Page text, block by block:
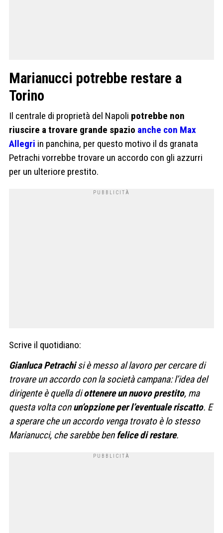
Marianucci potrebbe restare a
Torino
Il centrale di proprietà del Napoli potrebbe non
riuscire a trovare grande spazio anche con Max
Allegri in panchina, per questo motivo il ds granata
Petrachi vorrebbe trovare un accordo con gli azzurri
per un ulteriore prestito.
Scrive il quotidiano:
Gianluca Petrachisi è messo al lavoro per cercare di
trovare un accordo con la società campana: l’idea del
dirigente è quella diottenere un nuovo prestito, ma
questa volta conun’opzione per l’eventuale riscatto. E
a sperare che un accordo venga trovato è lo stesso
Marianucci, che sarebbe benfelice di restare.